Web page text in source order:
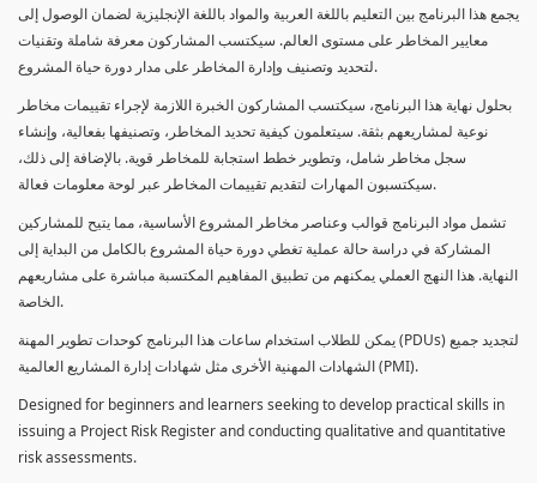
يجمع هذا البرنامج بين التعليم باللغة العربية والمواد باللغة الإنجليزية لضمان الوصول إلى
معايير المخاطر على مستوى العالم. سيكتسب المشاركون معرفة شاملة وتقنيات
لتحديد وتصنيف وإدارة المخاطر على مدار دورة حياة المشروع.
بحلول نهاية هذا البرنامج، سيكتسب المشاركون الخبرة اللازمة لإجراء تقييمات مخاطر
نوعية لمشاريعهم بثقة. سيتعلمون كيفية تحديد المخاطر، وتصنيفها بفعالية، وإنشاء
سجل مخاطر شامل، وتطوير خطط استجابة للمخاطر قوية. بالإضافة إلى ذلك،
سيكتسبون المهارات لتقديم تقييمات المخاطر عبر لوحة معلومات فعالة.
تشمل مواد البرنامج قوالب وعناصر مخاطر المشروع الأساسية، مما يتيح للمشاركين
المشاركة في دراسة حالة عملية تغطي دورة حياة المشروع بالكامل من البداية إلى
النهاية. هذا النهج العملي يمكنهم من تطبيق المفاهيم المكتسبة مباشرة على مشاريعهم
الخاصة.
يمكن للطلاب استخدام ساعات هذا البرنامج كوحدات تطوير المهنة (PDUs) لتجديد جميع
الشهادات المهنية الأخرى مثل شهادات إدارة المشاريع العالمية (PMI).
Designed for beginners and learners seeking to develop practical skills in
issuing a Project Risk Register and conducting qualitative and quantitative
risk assessments.